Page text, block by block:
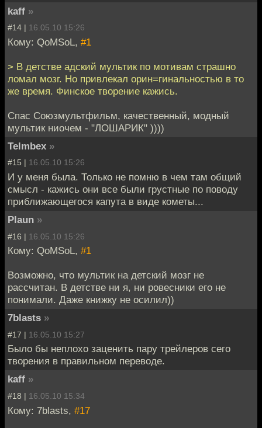
kaff »
#14 | 16.05.10 15:26
Кому: QoMSoL, #1
> В детстве адский мультик по мотивам страшно
ломал мозг. Но привлекал орин=гинальностью в то
же время. Финское творение кажись.
Спас Союзмультфильм, качественный, модный
мультик ниочем - "ЛОШАРИК" ))))
Telmbex »
#15 | 16.05.10 15:26
И у меня была. Только не помню в чем там общий
смысл - кажись они все были грустные по поводу
приближающегося капута в виде кометы...
Plaun »
#16 | 16.05.10 15:26
Кому: QoMSoL, #1
Возможно, что мультик на детский мозг не
рассчитан. В детстве ни я, ни ровесники его не
понимали. Даже книжку не осилил))
7blasts »
#17 | 16.05.10 15:27
Было бы неплохо заценить пару трейлеров сего
творения в правильном переводе.
kaff »
#18 | 16.05.10 15:34
Кому: 7blasts, #17